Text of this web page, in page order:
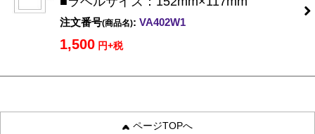
注文番号(商品名): VA402W1
1,500 円+税
ページTOPへ